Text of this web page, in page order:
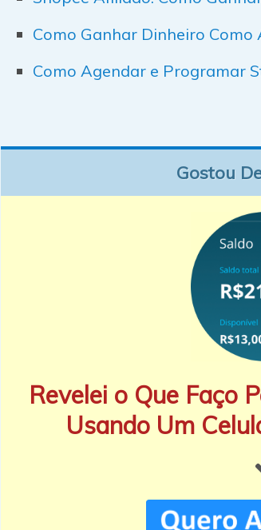
Como Ganhar Dinheiro
Como Agendar e Programar
Gostou
Revelei o Que Faço
Usando Um